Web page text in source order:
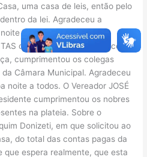
uma casa de leis, então pelo
da lei. Agradeceu a
a todos. O Vereador
cumprimentou e agradeceu a
cumprimentou os colegas
Câmara Municipal. Agradeceu
noite a todos. O Vereador JOSÉ
cumprimentou os nobres
na plateia. Sobre o
Donizeti, em que solicitou ao
do total das contas pagas da
que espera realmente, que esta